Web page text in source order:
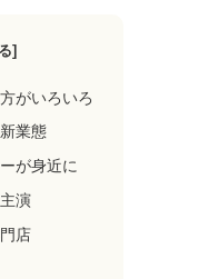
がいろいろ
業態
が身近に
演
店